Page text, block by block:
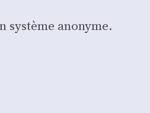
sys­tème ano­nyme.